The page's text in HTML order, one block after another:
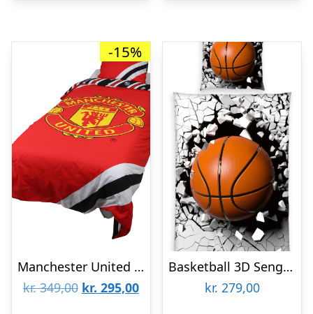
-15%
Manchester United F.C. Sengetøj – 150 x 210 cm
kr.349,00 Den
kr. 295,00Den
Basketball 3D Sengetøj – 100 procent bomuld
kr. 279,00